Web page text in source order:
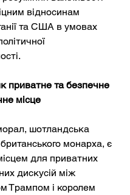
відносинам
та США в умовах
приватне та безпечне
місце
шотландська
монарха, є
для приватних
дискусій між
Трампом і королем